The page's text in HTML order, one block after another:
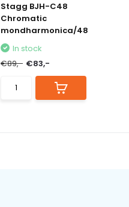
Stagg BJH-C48
Chromatic
mondharmonica/48
In stock
€89,- €83,-